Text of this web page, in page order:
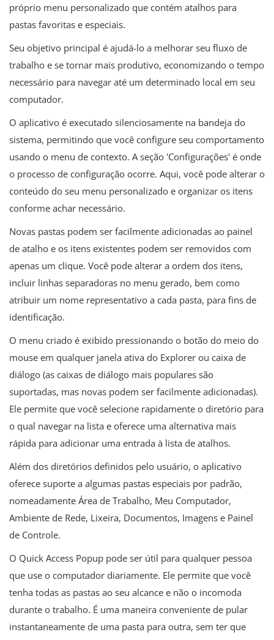
próprio menu personalizado que contém atalhos para
pastas favoritas e especiais.
Seu objetivo principal é ajudá-lo a melhorar seu fluxo de
trabalho e se tornar mais produtivo, economizando o tempo
necessário para navegar até um determinado local em seu
computador.
O aplicativo é executado silenciosamente na bandeja do
sistema, permitindo que você configure seu comportamento
usando o menu de contexto. A seção 'Configurações' é onde
o processo de configuração ocorre. Aqui, você pode alterar o
conteúdo do seu menu personalizado e organizar os itens
conforme achar necessário.
Novas pastas podem ser facilmente adicionadas ao painel
de atalho e os itens existentes podem ser removidos com
apenas um clique. Você pode alterar a ordem dos itens,
incluir linhas separadoras no menu gerado, bem como
atribuir um nome representativo a cada pasta, para fins de
identificação.
O menu criado é exibido pressionando o botão do meio do
mouse em qualquer janela ativa do Explorer ou caixa de
diálogo (as caixas de diálogo mais populares são
suportadas, mas novas podem ser facilmente adicionadas).
Ele permite que você selecione rapidamente o diretório para
o qual navegar na lista e oferece uma alternativa mais
rápida para adicionar uma entrada à lista de atalhos.
Além dos diretórios definidos pelo usuário, o aplicativo
oferece suporte a algumas pastas especiais por padrão,
nomeadamente Área de Trabalho, Meu Computador,
Ambiente de Rede, Lixeira, Documentos, Imagens e Painel
de Controle.
O Quick Access Popup pode ser útil para qualquer pessoa
que use o computador diariamente. Ele permite que você
tenha todas as pastas ao seu alcance e não o incomoda
durante o trabalho. É uma maneira conveniente de pular
instantaneamente de uma pasta para outra, sem ter que